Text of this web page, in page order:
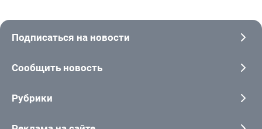
Подписаться на новости
Сообщить новость
Рубрики